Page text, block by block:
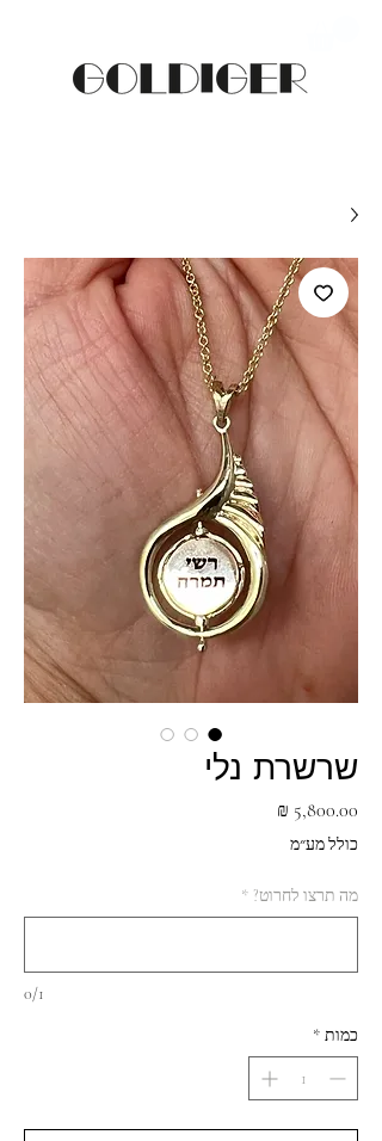
שרשרת נלי
כולל מע״מ
מה תרצו לחרוט? *
0/1
כמות *